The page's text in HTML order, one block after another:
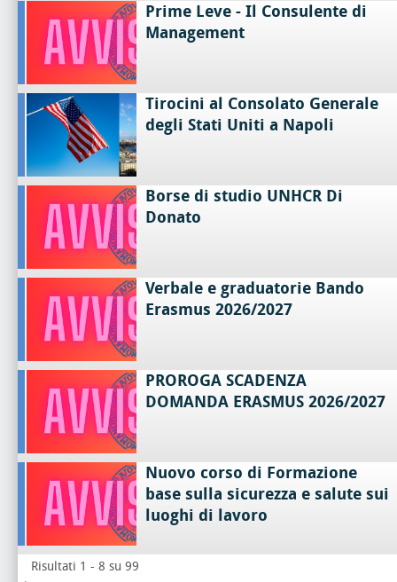
Prime Leve - Il Consulente di
Management
Tirocini al Consolato Generale
degli Stati Uniti a Napoli
Borse di studio UNHCR Di
Donato
Verbale e graduatorie Bando
Erasmus 2026/2027
PROROGA SCADENZA
DOMANDA ERASMUS 2026/2027
Nuovo corso di Formazione
base sulla sicurezza e salute sui
luoghi di lavoro
Risultati 1 - 8 su 99